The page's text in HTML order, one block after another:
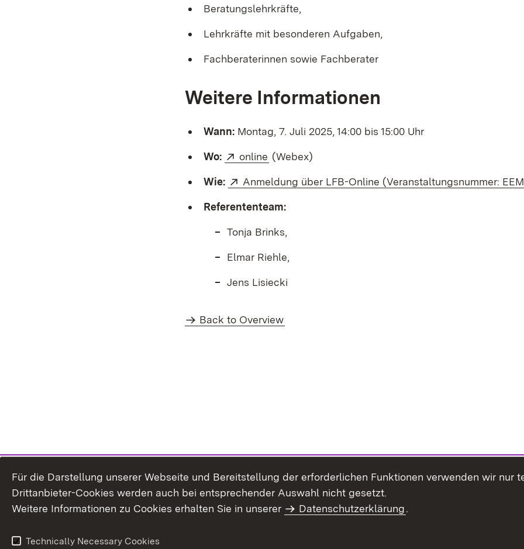
Beratungslehrkräfte,
Lehrkräfte mit besonderen Aufgaben,
Fachberaterinnen sowie Fachberater
Weitere Informationen
Wann: Montag, 7. Juli 2025, 14:00 bis 15:00 Uhr
Wo: External:
online (Opens in new window)
(Webex)
Wie: External:
Anmeldung über LFB-Online (Veranstaltungsnummer:
Referententeam:
Tonja Brinks,
Elmar Riehle,
Jens Lisiecki
Back to Overview
Für die Darstellung unserer Webseite und Bereitstellung der erforderlichen Funktionen verwenden wir nur
Drittanbieter-Cookies werden auch bei entsprechender Auswahl nicht gesetzt.
Weitere Informationen zu Cookies erhalten Sie in unserer
Datenschutzerklärung.
Technically Necessary Cookies